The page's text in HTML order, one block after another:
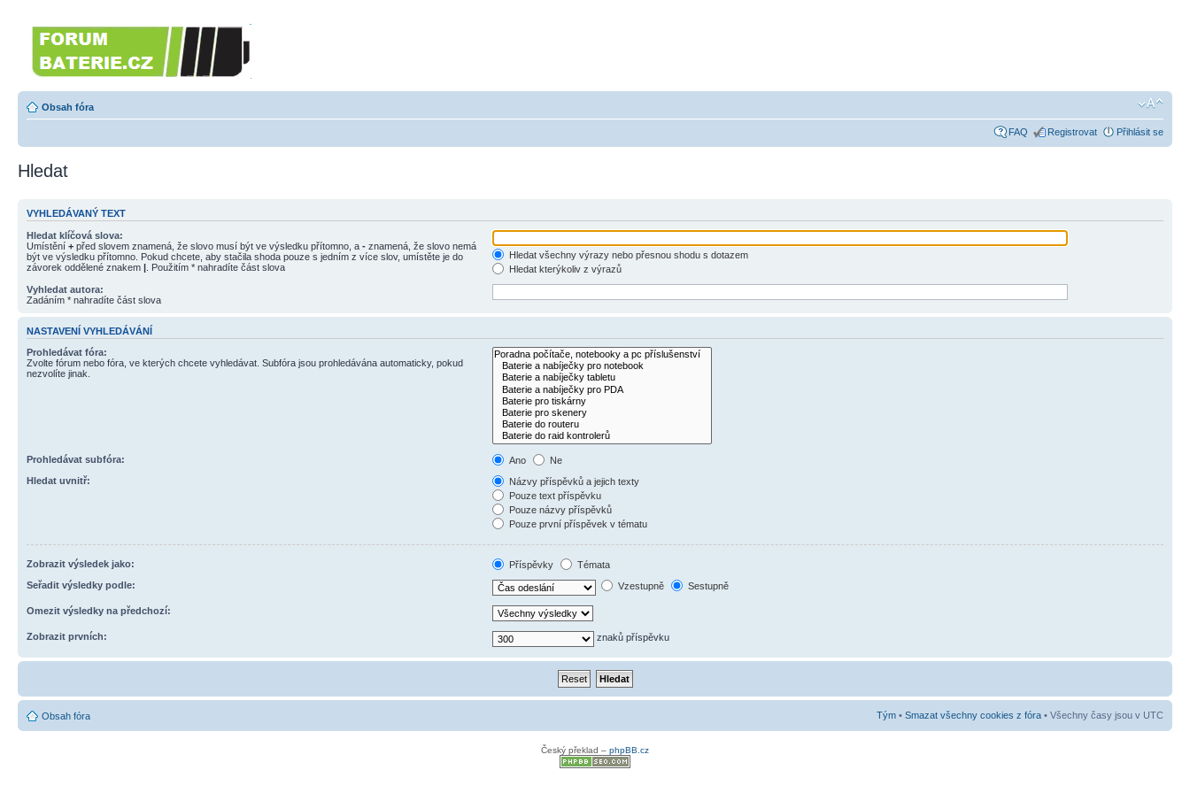
Obsah fóra
FAQ Registrovat Přihlásit se
Hledat
VYHLEDÁVANÝ TEXT
Hledat klíčová slova:
Umístění + před slovem znamená, že slovo musí být ve výsledku přítomno, a - znamená, že slovo nemá
být ve výsledku přítomno. Pokud chcete, aby stačila shoda pouze s jedním z více slov, umístěte je do
závorek oddělené znakem | . Použitím * nahradíte část slova
Hledat všechny výrazy nebo přesnou shodu s dotazem
Hledat kterýkoliv z výrazů
Vyhledat autora:
Zadáním * nahradíte část slova
NASTAVENÍ VYHLEDÁVÁNÍ
Prohledávat fóra:
Zvolte fórum nebo fóra, ve kterých chcete vyhledávat. Subfóra jsou prohledávána automaticky, pokud
nezvolíte jinak.
Prohledávat subfóra: Ano
Ne
Hledat uvnitř:
Názvy příspěvků a jejich texty
Pouze text příspěvku
Pouze názvy příspěvků
Pouze první příspěvek v tématu
Zobrazit výsledek jako: Příspěvky
Témata
Seřadit výsledky podle:
Vzestupně Sestupně
Omezit výsledky na předchozí:
Zobrazit prvních: znaků příspěvku
Obsah fóra Tým • Smazat všechny cookies z fóra • Všechny časy jsou v UTC
Český překlad – phpBB.cz